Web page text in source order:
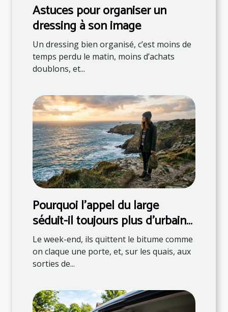
Astuces pour organiser un
dressing à son image
Un dressing bien organisé, c’est moins de
temps perdu le matin, moins d’achats
doublons, et...
Pourquoi l’appel du large
séduit-il toujours plus d’urbains
?
Le week-end, ils quittent le bitume comme
on claque une porte, et, sur les quais, aux
sorties de...